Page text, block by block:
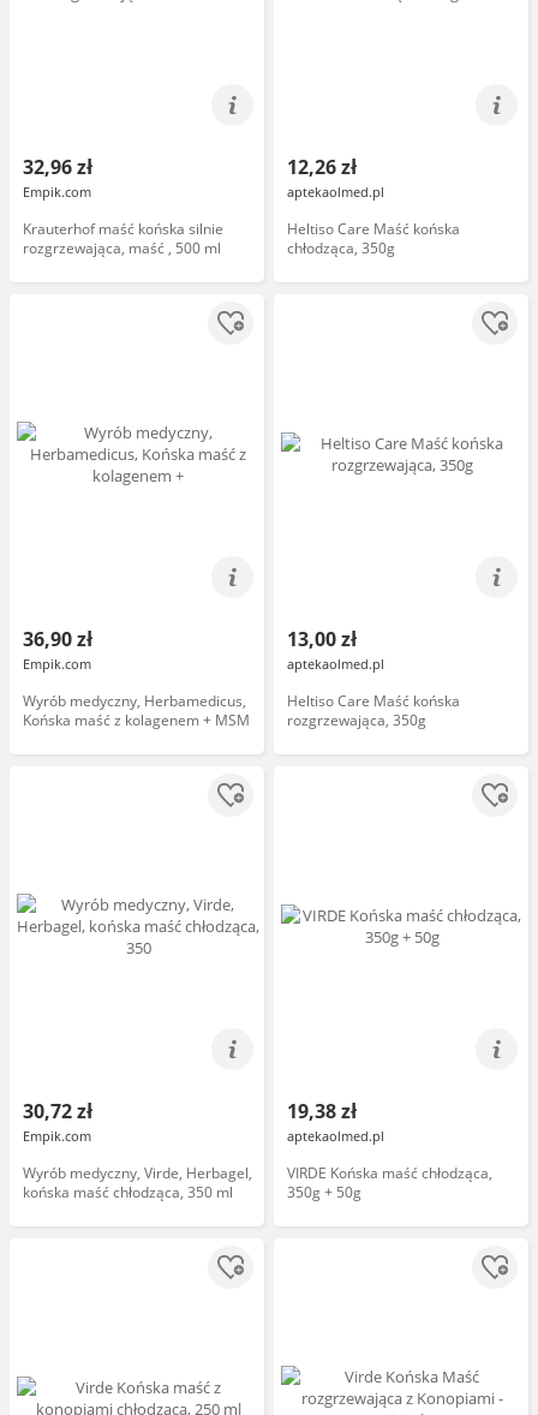
32,96 zł
Empik.com
Krauterhof maść końska silnie
rozgrzewająca, maść , 500 ml
12,26 zł
aptekaolmed.pl
Heltiso Care Maść końska
chłodząca, 350g
36,90 zł
Empik.com
Wyrób medyczny, Herbamedicus,
Końska maść z kolagenem + MSM
13,00 zł
aptekaolmed.pl
Heltiso Care Maść końska
rozgrzewająca, 350g
30,72 zł
Empik.com
Wyrób medyczny, Virde, Herbagel,
końska maść chłodząca, 350 ml
19,38 zł
aptekaolmed.pl
VIRDE Końska maść chłodząca,
350g + 50g